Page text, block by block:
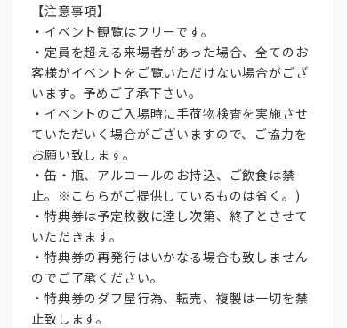
【注意事項】
・イベント観覧はフリーです。
・定員を超える来場者があった場合、全てのお
客様がイベントをご覧いただけない場合がござ
います。予めご了承下さい。
・イベントのご入場時に手荷物検査を実施させ
ていただいく場合がございますので、ご協力を
お願い致します。
・缶・瓶、アルコールのお持込、ご飲食は禁
止。※こちらがご提供しているものは省く。)
・特典券は予定枚数に達し次第、終了とさせて
いただきます。
・特典券の再発行はいかなる場合も致しません
のでご了承ください。
・特典券のダフ屋行為、転売、複製は一切を禁
止致します。